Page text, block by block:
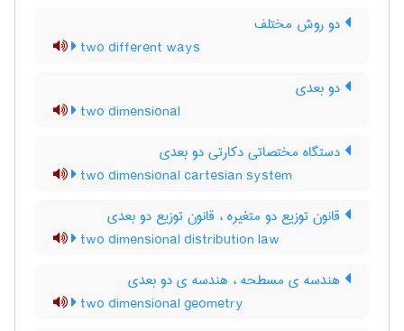
دو روش مختلف
two different ways
دو بعدی
two dimensional
دستگاه مختصاتی دکارتی دو بعدی
two dimensional cartesian system
قانون توزیع دو متغیره ، قانون توزیع دو بعدی
two dimensional distribution law
هندسه ی مسطحه ، هندسه ی دو بعدی
two dimensional geometry